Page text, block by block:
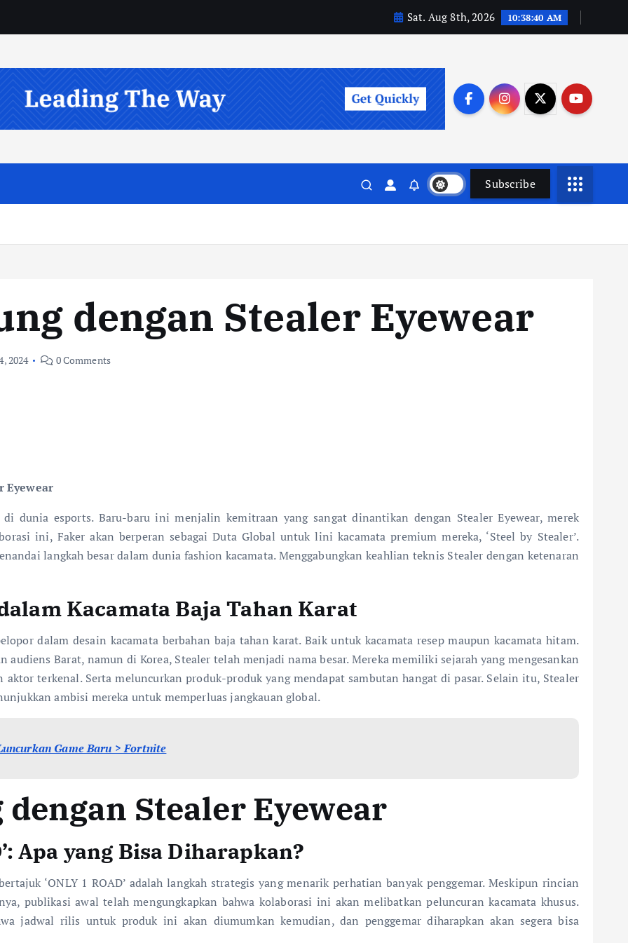
Sat. Aug 8th, 2026 10:38:41 AM
Subscribe
dengan Stealer Eyewear
2024 0 Comments
Eyewear
di dunia esports. Baru-baru ini menjalin kemitraan yang sangat dinantikan dengan Stealer Eyewear, merek
ini, Faker akan berperan sebagai Duta Global untuk lini kacamata premium mereka, ‘Steel by Stealer’.
langkah besar dalam dunia fashion kacamata. Menggabungkan keahlian teknis Stealer dengan ketenaran
Kacamata Baja Tahan Karat
dalam desain kacamata berbahan baja tahan karat. Baik untuk kacamata resep maupun kacamata hitam.
Barat, namun di Korea, Stealer telah menjadi nama besar. Mereka memiliki sejarah yang mengesankan
terkenal. Serta meluncurkan produk-produk yang mendapat sambutan hangat di pasar. Selain itu, Stealer
ambisi mereka untuk memperluas jangkauan global.
Game Baru > Fortnite
Stealer Eyewear
Apa yang Bisa Diharapkan?
‘ONLY 1 ROAD’ adalah langkah strategis yang menarik perhatian banyak penggemar. Meskipun rincian
publikasi awal telah mengungkapkan bahwa kolaborasi ini akan melibatkan peluncuran kacamata khusus.
jadwal rilis untuk produk ini akan diumumkan kemudian, dan penggemar diharapkan akan segera bisa